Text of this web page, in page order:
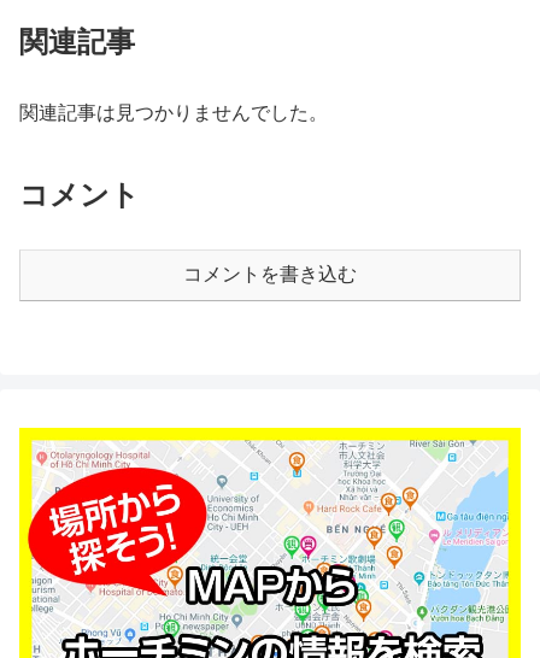
関連記事
関連記事は見つかりませんでした。
コメント
コメントを書き込む